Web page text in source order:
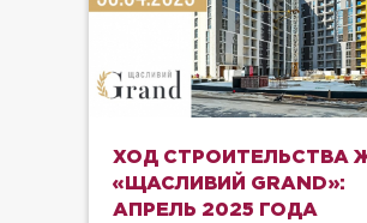
ХОД СТРОИТЕЛЬСТВА
«ЩАСЛИВИЙ GRAND»:
АПРЕЛЬ 2025 ГОДА